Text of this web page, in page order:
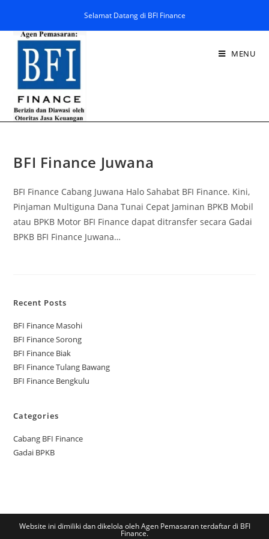
Selamat Datang di BFI Finance
MENU
BFI Finance Juwana
BFI Finance Cabang Juwana Halo Sahabat BFI Finance. Kini,
Pinjaman Multiguna Dana Tunai Cepat Jaminan BPKB Mobil
atau BPKB Motor BFI Finance dapat ditransfer secara Gadai
BPKB BFI Finance Juwana…
Recent Posts
BFI Finance Masohi
BFI Finance Sorong
BFI Finance Biak
BFI Finance Tulang Bawang
BFI Finance Bengkulu
Categories
Cabang BFI Finance
Gadai BPKB
Website ini dimiliki dan dikelola oleh Agen Pemasaran terdaftar di BFI
Finance.